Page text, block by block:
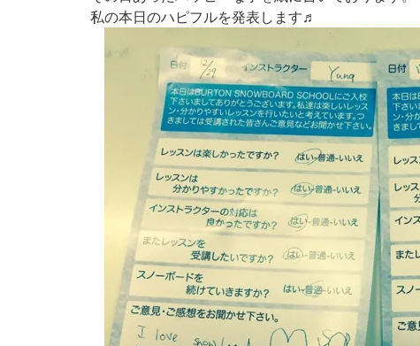
私の本日のハピフルを発表します♬